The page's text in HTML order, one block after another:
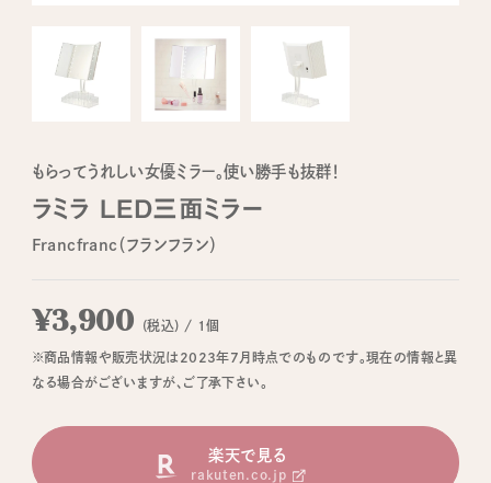
もらってうれしい女優ミラー。使い勝手も抜群！
ラミラ LED三面ミラー
Francfranc（フランフラン）
¥3,900 (税込) / 1個
※商品情報や販売状況は2023年7月時点でのものです。現在の情報と異
なる場合がございますが、ご了承下さい。
楽天で見る
rakuten.co.jp